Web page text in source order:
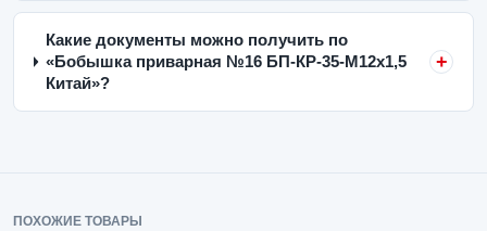
Какие документы можно получить по
«Бобышка приварная №16 БП-КР-35-М12х1,5
Китай»?
ПОХОЖИЕ ТОВАРЫ